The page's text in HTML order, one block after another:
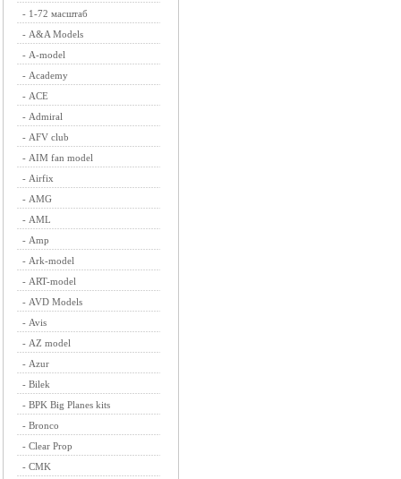
- 1-72 масштаб
- A&A Models
- A-model
- Academy
- ACE
- Admiral
- AFV club
- AIM fan model
- Airfix
- AMG
- AML
- Amp
- Ark-model
- ART-model
- AVD Models
- Avis
- AZ model
- Azur
- Bilek
- BPK Big Planes kits
- Bronco
- Clear Prop
- CMK